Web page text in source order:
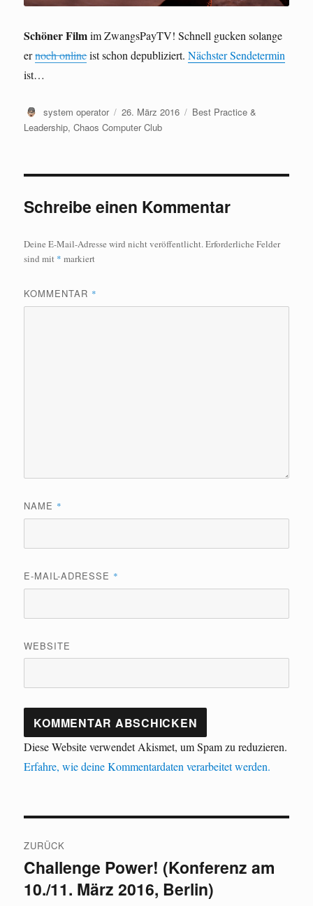
Schöner Filmim ZwangsPayTV! Schnell gucken solange
ernoch onlineist schon depubliziert.Nächster Sendetermin
ist…
Autor
system operator
Veröffentlicht
am
26. März 2016 Kategorien
Best Practice &
Leadership,Chaos Computer Club
Schreibe einen Kommentar
Deine E-Mail-Adresse wird nicht veröffentlicht.Erforderliche Felder
sind mit * markiert
KOMMENTAR *
NAME *
E-MAIL-ADRESSE *
WEBSITE
Diese Website verwendet Akismet, um Spam zu reduzieren.
Erfahre, wie deine Kommentardaten verarbeitet werden.
ZURÜCK
Vorheriger
Beitrag:
Challenge Power! (Konferenz am
10./11. März 2016, Berlin)